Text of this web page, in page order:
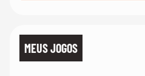
MEUS JOGOS